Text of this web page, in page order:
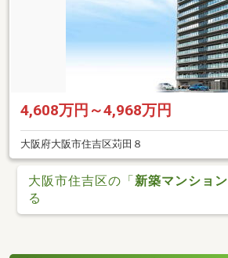
4,608万円～4,968万円
大阪府大阪市住吉区苅田８
大阪市住吉区の「新築マンション
る